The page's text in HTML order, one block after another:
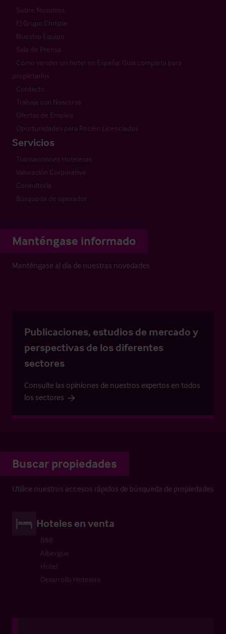
Sobre Nosotros
El Grupo Christie
Nuestro Equipo
Sala de Prensa
Cómo vender un hotel en España: Guía completa para
propietarios
Contacto
Trabaja con Nosotros
Ofertas de Empleo
Oportunidades para Recién Licenciados
Servicios
Transacciones Hoteleras
Valoración Corporativa
Consultoría
Búsqueda de operador
Manténgase informado
Manténgase al día de nuestras novedades
Publicaciones, estudios de mercado y
perspectivas de los diferentes
sectores
Consulte las opiniones de nuestros expertos en todos
los sectores
Buscar propiedades
Utilice nuestros accesos rápidos de búsqueda de propiedades
Hoteles en venta
B&B
Albergue
Hotel
Desarrollo Hotelero